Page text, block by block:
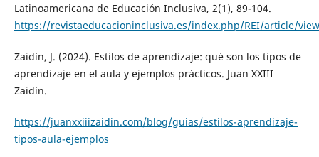
Latinoamericana de Educación Inclusiva, 2(1), 89-104.
https://revistaeducacioninclusiva.es/index.php/REI/article/
Zaidín, J. (2024). Estilos de aprendizaje: qué son los tipos de
aprendizaje en el aula y ejemplos prácticos. Juan XXIII
Zaidín.
https://juanxxiiizaidin.com/blog/guias/estilos-aprendizaje-
tipos-aula-ejemplos